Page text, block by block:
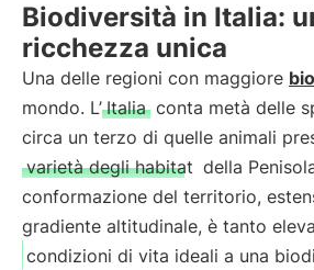
Biodiversità in Italia:
ricchezza unica
Una delle regioni con maggiore
mondo. L’ Italia conta metà delle
circa un terzo di quelle animali
varietà degli habitat della
conformazione del territorio,
gradiente altitudinale, è tanto
condizioni di vita ideali a una